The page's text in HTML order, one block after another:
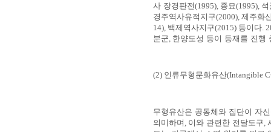
사 장경판전(1995), 종묘(1995),
경주역사유적지구(2000), 제주화
14), 백제역사지구(2015) 등이다 .
분군 한양도성 등이 등재를 진행
(2) 인류무형문화유산(Intangible
무형유산은 공동체와 집단이 자
의미하며 이와 관련한 전달도구